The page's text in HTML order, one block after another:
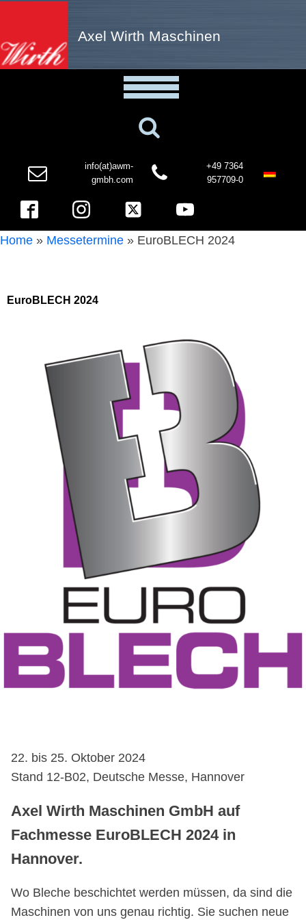
Axel Wirth Maschinen
info(at)awm-
gmbh.com
+49 7364
957709-0
Home » Messetermine » EuroBLECH 2024
EuroBLECH 2024
22. bis 25. Oktober 2024
Stand 12-B02, Deutsche Messe, Hannover
Axel Wirth Maschinen GmbH auf
Fachmesse EuroBLECH 2024 in
Hannover.
Wo Bleche beschichtet werden müssen, da sind die
Maschinen von uns genau richtig. Sie suchen neue